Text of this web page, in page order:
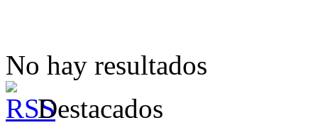
No hay resultados
Destacados